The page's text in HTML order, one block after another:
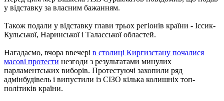
у відставку за власним бажанням.
Також подали у відставку глави трьох регіонів країни - Іссик-
Кульської, Наринської і Таласської областей.
Нагадаємо, вчора ввечері в столиці Киргизстану почалися
масові протести незгоди з результатами минулих
парламентських виборів. Протестуючі захопили ряд
адмінбудівель і випустили із СІЗО кілька колишніх топ-
політиків країни.